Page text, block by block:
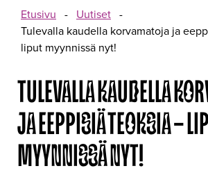
Etusivu - Uutiset -
Tulevalla kaudella korvamatoja ja
liput myynnissä nyt!
TULEVALLA KAUDELLA
JA EEPPISIÄ TEOKSIA –
MYYNNISSÄ NYT!